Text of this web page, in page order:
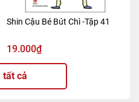
Shin Cậu Bé Bút Chì -Tập 41
19.000₫
tất cả